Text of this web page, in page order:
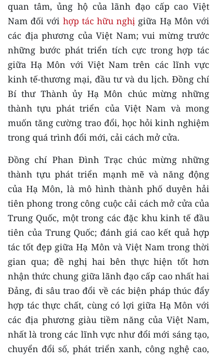
quan tâm, ủng hộ của lãnh đạo cấp cao Việt
Nam đối với hợp tác hữu nghị giữa Hạ Môn với
các địa phương của Việt Nam; vui mừng trước
những bước phát triển tích cực trong hợp tác
giữa Hạ Môn với Việt Nam trên các lĩnh vực
kinh tế-thương mại, đầu tư và du lịch. Đồng chí
Bí thư Thành ủy Hạ Môn chúc mừng những
thành tựu phát triển của Việt Nam và mong
muốn tăng cường trao đổi, học hỏi kinh nghiệm
trong quá trình đổi mới, cải cách mở cửa.
Đồng chí Phan Đình Trạc chúc mừng những
thành tựu phát triển mạnh mẽ và năng động
của Hạ Môn, là mô hình thành phố duyên hải
tiên phong trong công cuộc cải cách mở cửa của
Trung Quốc, một trong các đặc khu kinh tế đầu
tiên của Trung Quốc; đánh giá cao kết quả hợp
tác tốt đẹp giữa Hạ Môn và Việt Nam trong thời
gian qua; đề nghị hai bên thực hiện tốt hơn
nhận thức chung giữa lãnh đạo cấp cao nhất hai
Đảng, đi sâu trao đổi về các biện pháp thúc đẩy
hợp tác thực chất, cùng có lợi giữa Hạ Môn với
các địa phương giàu tiềm năng của Việt Nam,
nhất là trong các lĩnh vực như đổi mới sáng tạo,
chuyển đổi số, phát triển xanh, công nghệ cao,